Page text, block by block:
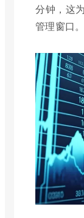
分钟，这
管理窗口。